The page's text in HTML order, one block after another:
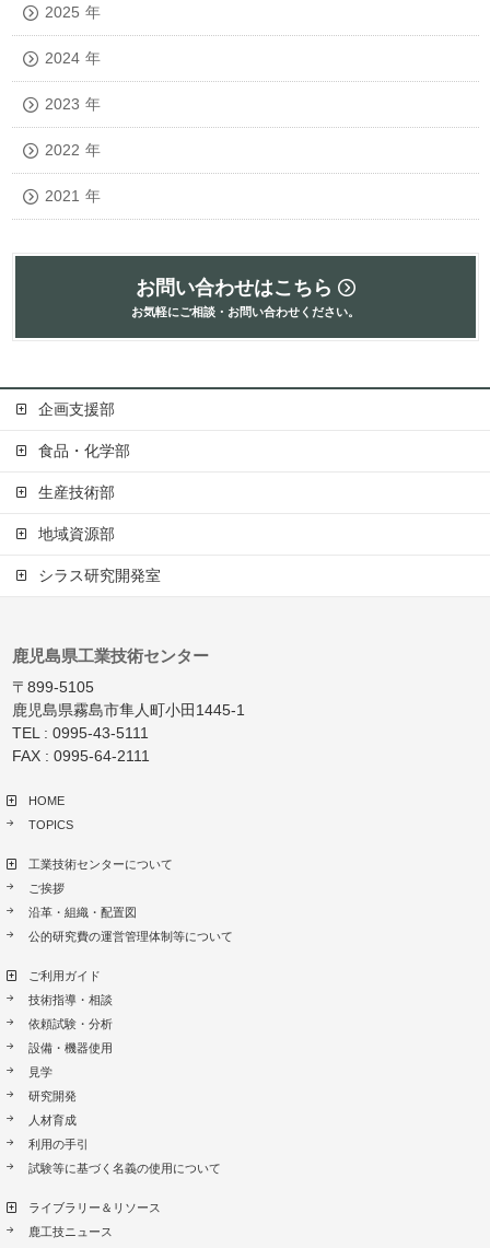
2025 年
2024 年
2023 年
2022 年
2021 年
お問い合わせはこちら
お気軽にご相談・お問い合わせください。
企画支援部
食品・化学部
生産技術部
地域資源部
シラス研究開発室
鹿児島県工業技術センター
〒899-5105
鹿児島県霧島市隼人町小田1445-1
TEL : 0995-43-5111
FAX : 0995-64-2111
HOME
TOPICS
工業技術センターについて
ご挨拶
沿革・組織・配置図
公的研究費の運営管理体制等について
ご利用ガイド
技術指導・相談
依頼試験・分析
設備・機器使用
見学
研究開発
人材育成
利用の手引
試験等に基づく名義の使用について
ライブラリー＆リソース
鹿工技ニュース